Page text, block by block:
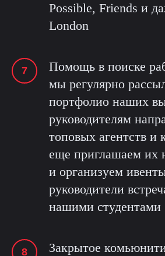
Possible, Friends и
London
Помощь в поиске
мы регулярно
портфолио наших
руководителям
топовых агентств и
еще приглашаем их
и организуем
руководители
нашими студентами
Закрытое